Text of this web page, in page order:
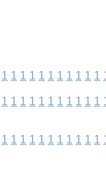
1 1 1 1 1 1 1 1 1 1 1
1 1 1 1 1 1 1 1 1 1 1
1 1 1 1 1 1 1 1 1 1 1